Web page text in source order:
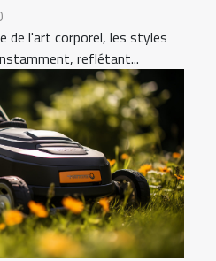
de l'art corporel, les styles
reflétant...